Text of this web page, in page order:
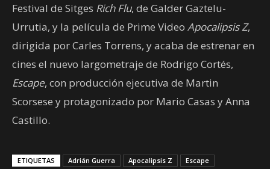
Festival de Sitges Rich Flu, de Galder Gaztelu-
Urrutia, y la película de Prime Video Apocalipsis Z,
dirigida por Carles Torrens, y acaba de estrenar en
cines el nuevo largometraje de Rodrigo Cortés,
Escape, con producción ejecutiva de Martin
Scorsese y protagonizado por Mario Casas y Anna
Castillo.
ETIQUETAS Adrián Guerra Apocalipsis Z
Escape